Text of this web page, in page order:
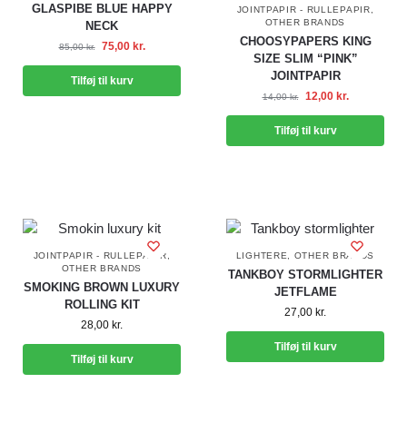
GLASPIBE BLUE HAPPY
NECK
85,00kr. 75,00 kr.
Tilføj til kurv
JOINTPAPIR - RULLEPAPIR
OTHER BRANDS
CHOOSYPAPERS KING
SIZE SLIM “PINK”
JOINTPAPIR
14,00kr. 12,00 kr.
Tilføj til kurv
JOINTPAPIR - RULLEPAPIR
OTHER BRANDS
SMOKING BROWN LUXURY
ROLLING KIT
28,00 kr.
Tilføj til kurv
LIGHTERE OTHER BRANDS
TANKBOY STORMLIGHTER
JETFLAME
27,00 kr.
Tilføj til kurv